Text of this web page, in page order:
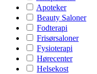
Apoteker
Beauty Saloner
Fodterapi
Frisørsaloner
Fysioterapi
Hørecenter
Helsekost